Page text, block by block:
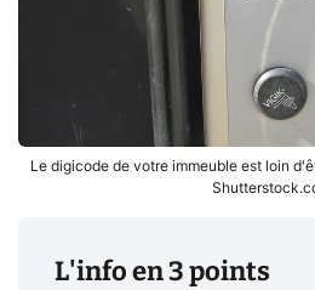
Le digicode de votre immeuble est loin
L'info en 3 points